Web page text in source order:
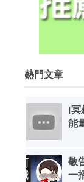
熱門文章
[冥
能
敬
一